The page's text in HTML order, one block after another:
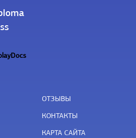
ОТЗЫВЫ
КОНТАКТЫ
КАРТА САЙТА